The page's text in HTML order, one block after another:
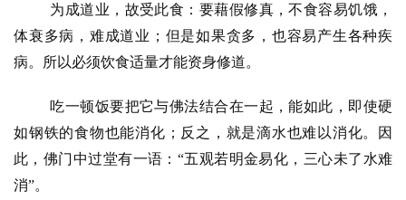
提
专
益
慈
为成道业，故受此食：要藉假修真，不食容易饥饿，
体衰多病，难成道业；但是如果贪多，也容易产生各种疾
病。所以必须饮食适量才能资身修道。
吃一顿饭要把它与佛法结合在一起，能如此，即使硬
如钢铁的食物也能消化；反之，就是滴水也难以消化。因
此，佛门中过堂有一语： “五观若明金易化，三心未了水难
消”。